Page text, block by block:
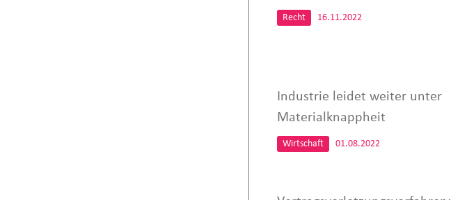
Recht 16.11.2022
Industrie leidet weiter unter
Materialknappheit
Wirtschaft 01.08.2022